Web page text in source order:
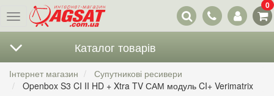
Меню
Наші
контакти
0
Каталог товарів
Інтернет магазин
Супутникові ресивери
Openbox S3 CI II HD + Xtra TV САМ модуль CI+ Verimatrix